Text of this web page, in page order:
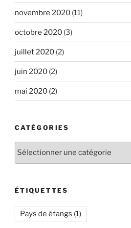
novembre 2020 (11)
octobre 2020 (3)
juillet 2020 (2)
juin 2020 (2)
mai 2020 (2)
CATÉGORIES
ÉTIQUETTES
Pays de étangs (1)